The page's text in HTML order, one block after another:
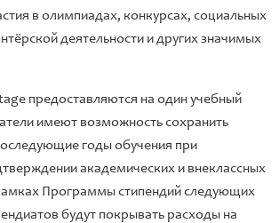
в олимпиадах, конкурсах, социальных
деятельности и других значимых
предоставляются на один учебный
имеют возможность сохранить
годы обучения при
академических и внеклассных
Программы стипендий следующих
будут покрывать расходы на